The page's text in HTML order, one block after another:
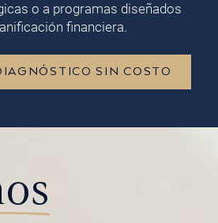
o a programas diseñados
financiera.
SIN COSTO